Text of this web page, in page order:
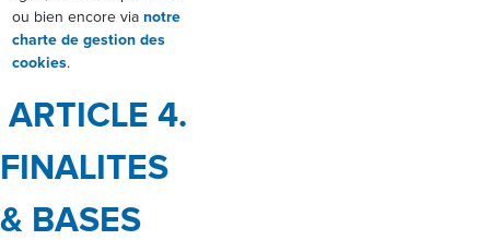
ou bien encore via notre
charte de gestion des
cookies.
ARTICLE 4.
FINALITES
& BASES